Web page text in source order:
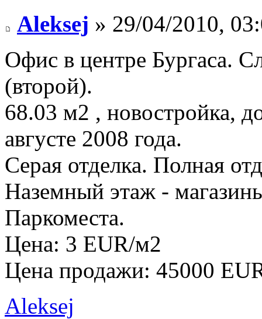
Aleksej » 29/04/2010,
Офис в центре Бургаса.
(второй).
68.03 м2 , новостройка,
августе 2008 года.
Серая отделка. Полная
Наземный этаж -
Паркоместа.
Цена: 3 EUR/м2
Цена продажи: 45000
Aleksej